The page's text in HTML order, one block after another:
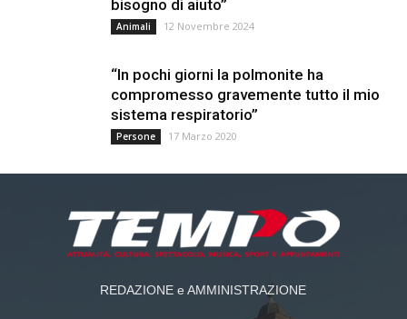
bisogno di aiuto”
Animali 12 Novembre 2024
“In pochi giorni la polmonite ha
compromesso gravemente tutto il mio
sistema respiratorio”
Persone 17 Marzo 2020
REDAZIONE e AMMINISTRAZIONE